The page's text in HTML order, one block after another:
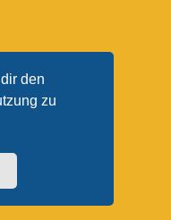
den
zu